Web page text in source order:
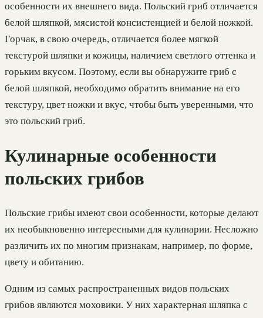
особенности их внешнего вида. Польский гриб отличается
белой шляпкой, мясистой консистенцией и белой ножкой.
Горчак, в свою очередь, отличается более мягкой
текстурой шляпки и кожицы, наличием светлого оттенка и
горьким вкусом. Поэтому, если вы обнаружите гриб с
белой шляпкой, необходимо обратить внимание на его
текстуру, цвет ножки и вкус, чтобы быть уверенными, что
это польский гриб.
Кулинарные особенности
польских грибов
Польские грибы имеют свои особенности, которые делают
их необыкновенно интересными для кулинарии. Несложно
различить их по многим признакам, например, по форме,
цвету и обитанию.
Одним из самых распространенных видов польских
грибов являются моховики. У них характерная шляпка с